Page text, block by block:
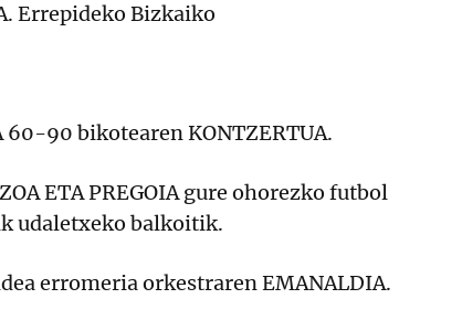
Errepideko Bizkaiko
60-90 bikotearen KONTZERTUA.
ETA PREGOIA gure ohorezko futbol
udaletxeko balkoitik.
erromeria orkestraren EMANALDIA.